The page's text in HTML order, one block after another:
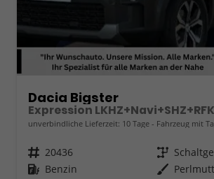
Dacia Bigster
Expression
unverbindliche Lieferzeit: 10 Tage Fahrzeug mit
Fahrzeugnr. 20436 Getriebe
Kraftstoff Benzin Außenfarbe